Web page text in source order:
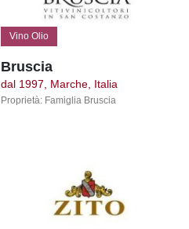
Vino Olio
Bruscia
dal 1997, Marche, Italia
Proprietà: Famiglia Bruscia